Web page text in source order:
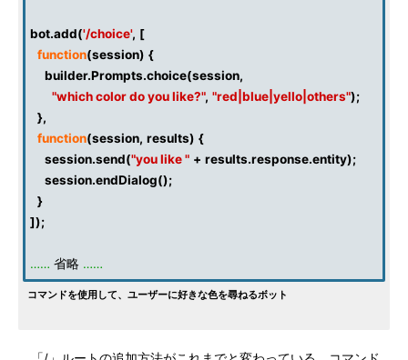
bot.add('/choice', [
function(session) {
builder.Prompts.choice(session,
"which color do you like?", "red|blue|yello|others");
},
function(session, results) {
session.send("you like " + results.response.entity);
session.endDialog();
}
]);
…… 省略 ……
コマンドを使用して、ユーザーに好きな色を尋ねるボット